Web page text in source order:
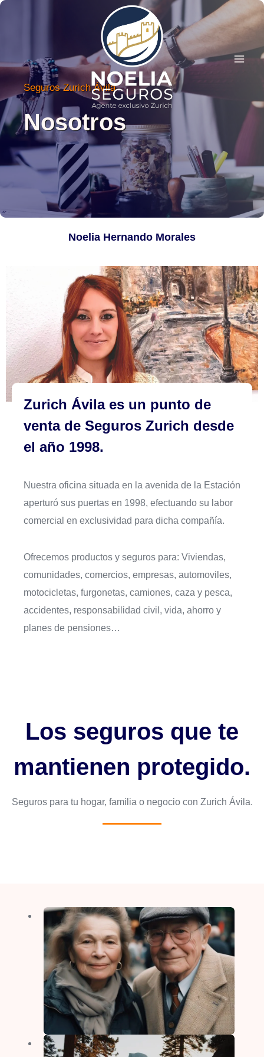
Saltar
Seguros Zurich Ávila
Nosotros
Noelia Hernando Morales
Zurich Ávila es un punto de
venta de Seguros Zurich desde
el año 1998.
Nuestra oficina situada en la avenida de la Estación
aperturó sus puertas en 1998, efectuando su labor
comercial en exclusividad para dicha compañía.
Ofrecemos productos y seguros para: Viviendas,
comunidades, comercios, empresas, automoviles,
motocicletas, furgonetas, camiones, caza y pesca,
accidentes, responsabilidad civil, vida, ahorro y
planes de pensiones…
Los seguros que te
mantienen protegido.
Seguros para tu hogar, familia o negocio con Zurich Ávila.